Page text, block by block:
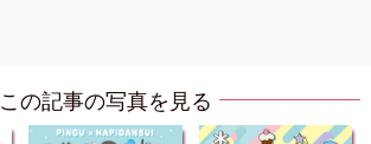
この記事の写真を見る